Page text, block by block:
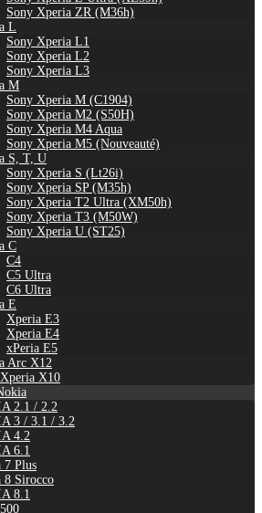
Sony Xperia ZR (M36h)
L
Sony Xperia L1
Sony Xperia L2
Sony Xperia L3
M
Sony Xperia M (C1904)
Sony Xperia M2 (S50H)
Sony Xperia M4 Aqua
Sony Xperia M5 (Nouveauté)
S, T, U
Sony Xperia S (Lt26i)
Sony Xperia SP (M35h)
Sony Xperia T2 Ultra (XM50h)
Sony Xperia T3 (M50W)
Sony Xperia U (ST25)
C
C4
C5 Ultra
C6 Ultra
E
Xperia E3
Xperia E4
xPeria E5
Arc X12
X10
2.1 / 2.2
3 / 3.1 / 3.2
4.2
6.1
7 Plus
8 Sirocco
8.1